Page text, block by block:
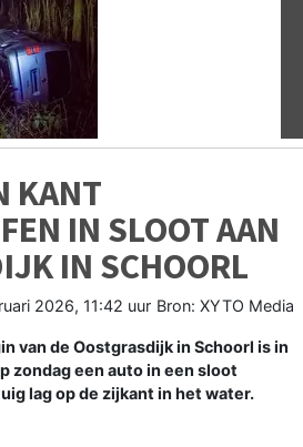
KANT
IN SLOOT AAN
IN SCHOORL
2026, 11:42 uur Bron: XYTO Media
van de Oostgrasdijk in Schoorl is in
zondag een auto in een sloot
lag op de zijkant in het water.